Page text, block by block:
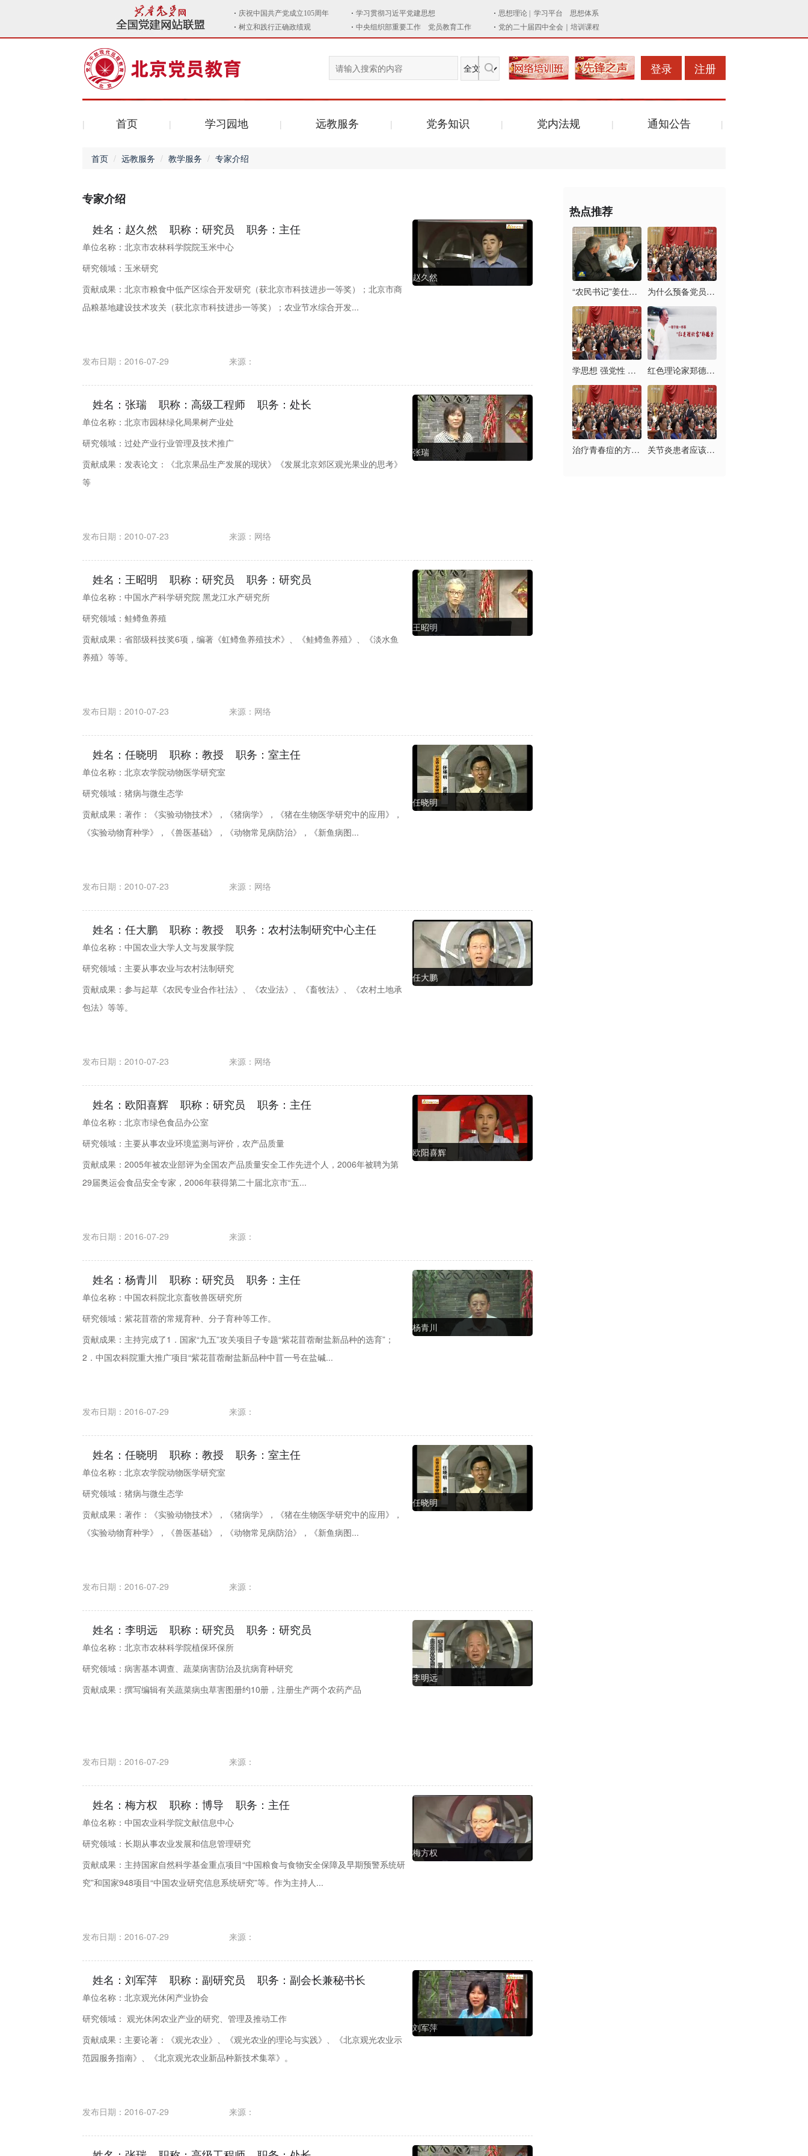
登录 注册
首页 学习园地 远教服务 党务知识 党内法规 通知公告
首页 远教服务 教学服务 专家介绍
专家介绍
赵久然
姓名：赵久然 职称：研究员 职务：主任
单位名称：北京市农林科学院院玉米中心
研究领域：玉米研究
贡献成果：北京市粮食中低产区综合开发研究（获北京市科技进步一等奖）；北京市商
品粮基地建设技术攻关（获北京市科技进步一等奖）；农业节水综合开发...
发布日期：2016-07-29 来源：
张瑞
姓名：张瑞 职称：高级工程师 职务：处长
单位名称：北京市园林绿化局果树产业处
研究领域：过处产业行业管理及技术推广
贡献成果：发表论文：《北京果品生产发展的现状》《发展北京郊区观光果业的思考》
等
发布日期：2010-07-23 来源： 网络
王昭明
姓名：王昭明 职称：研究员 职务：研究员
单位名称：中国水产科学研究院 黑龙江水产研究所
研究领域：鲑鳟鱼养殖
贡献成果：省部级科技奖6项，编著《虹鳟鱼养殖技术》、《鲑鳟鱼养殖》、《淡水鱼
养殖》等等。
发布日期：2010-07-23 来源： 网络
任晓明
姓名：任晓明 职称：教授 职务：室主任
单位名称：北京农学院动物医学研究室
研究领域：猪病与微生态学
贡献成果：著作：《实验动物技术》，《猪病学》，《猪在生物医学研究中的应用》，
《实验动物育种学》，《兽医基础》，《动物常见病防治》，《新鱼病图...
发布日期：2010-07-23 来源： 网络
任大鹏
姓名：任大鹏 职称：教授 职务：农村法制研究中心主任
单位名称：中国农业大学人文与发展学院
研究领域：主要从事农业与农村法制研究
贡献成果：参与起草《农民专业合作社法》、《农业法》、《畜牧法》、《农村土地承
包法》等等。
发布日期：2010-07-23 来源： 网络
欧阳喜辉
姓名：欧阳喜辉 职称：研究员 职务：主任
单位名称：北京市绿色食品办公室
研究领域：主要从事农业环境监测与评价，农产品质量
贡献成果：2005年被农业部评为全国农产品质量安全工作先进个人，2006年被聘为第
29届奥运会食品安全专家，2006年获得第二十届北京市“五...
发布日期：2016-07-29 来源：
杨青川
姓名：杨青川 职称：研究员 职务：主任
单位名称：中国农科院北京畜牧兽医研究所
研究领域：紫花苜蓿的常规育种、分子育种等工作。
贡献成果：主持完成了1．国家“九五”攻关项目子专题“紫花苜蓿耐盐新品种的选育”；
2．中国农科院重大推广项目“紫花苜蓿耐盐新品种中苜一号在盐碱...
发布日期：2016-07-29 来源：
任晓明
姓名：任晓明 职称：教授 职务：室主任
单位名称：北京农学院动物医学研究室
研究领域：猪病与微生态学
贡献成果：著作：《实验动物技术》，《猪病学》，《猪在生物医学研究中的应用》，
《实验动物育种学》，《兽医基础》，《动物常见病防治》，《新鱼病图...
发布日期：2016-07-29 来源：
李明远
姓名：李明远 职称：研究员 职务：研究员
单位名称：北京市农林科学院植保环保所
研究领域：病害基本调查、蔬菜病害防治及抗病育种研究
贡献成果：撰写编辑有关蔬菜病虫草害图册约10册，注册生产两个农药产品
发布日期：2016-07-29 来源：
梅方权
姓名：梅方权 职称：博导 职务：主任
单位名称：中国农业科学院文献信息中心
研究领域：长期从事农业发展和信息管理研究
贡献成果：主持国家自然科学基金重点项目“中国粮食与食物安全保障及早期预警系统研
究”和国家948项目“中国农业研究信息系统研究”等。作为主持人...
发布日期：2016-07-29 来源：
刘军萍
姓名：刘军萍 职称：副研究员 职务：副会长兼秘书长
单位名称：北京观光休闲产业协会
研究领域： 观光休闲农业产业的研究、管理及推动工作
贡献成果：主要论著：《观光农业》、《观光农业的理论与实践》、《北京观光农业示
范园服务指南》、《北京观光农业新品种新技术集萃》。
发布日期：2016-07-29 来源：
热点推荐
“农民书记”姜仕坤：干部就要有担当 为什么预备党员的预备期只能延长一次？
学思想 强党性 重实践 建新功：以督促学 提质增效 红色理论家郑德荣：一辈子做一件事
治疗青春痘的方法 痘痘也能根治 关节炎患者应该拄拐吗？